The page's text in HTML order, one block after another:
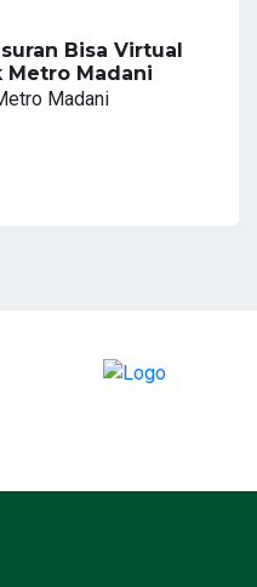
Bisa Virtual
Metro Madani
Madani